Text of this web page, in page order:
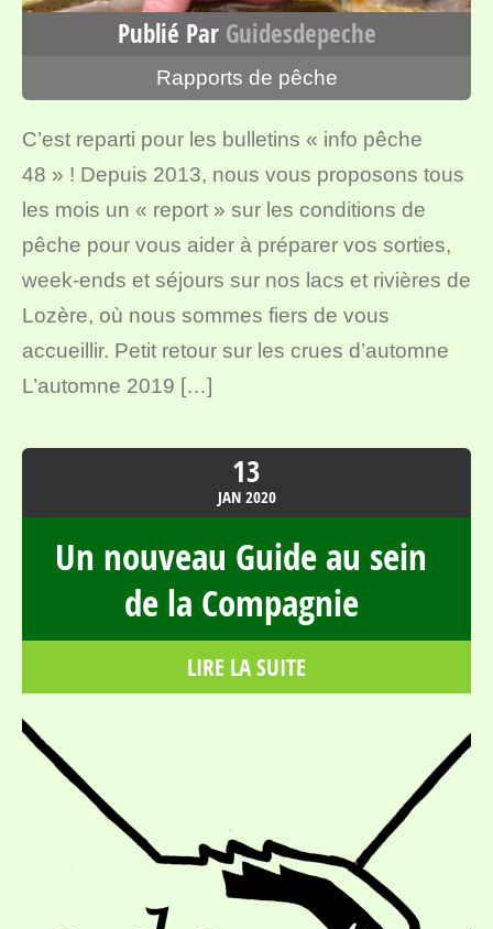
Publié Par Guidesdepeche
Rapports de pêche
C’est reparti pour les bulletins « info pêche
48 » ! Depuis 2013, nous vous proposons tous
les mois un « report » sur les conditions de
pêche pour vous aider à préparer vos sorties,
week-ends et séjours sur nos lacs et rivières de
Lozère, où nous sommes fiers de vous
accueillir. Petit retour sur les crues d’automne
L’automne 2019 […]
13
JAN2020
Un nouveau Guide au sein
de la Compagnie
LIRE LA SUITE